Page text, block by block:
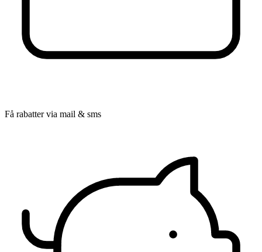
Få rabatter via mail & sms